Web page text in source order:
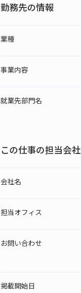
勤務先の情報
業種
事業内容
就業先部門名
この仕事の担当会社
会社名
担当オフィス
お問い合わせ
掲載開始日